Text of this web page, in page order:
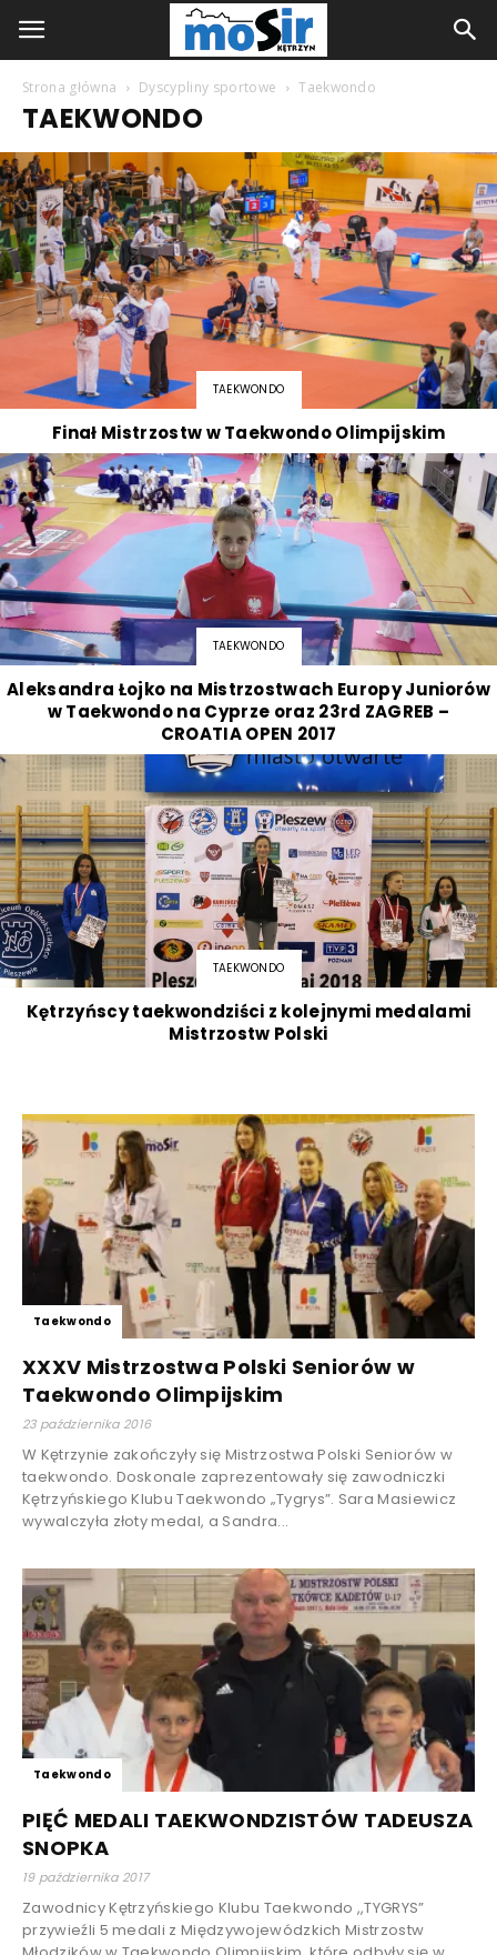
Strona główna Dyscypliny sportowe Taekwondo
TAEKWONDO
TAEKWONDO
Finał Mistrzostw w Taekwondo Olimpijskim
TAEKWONDO
Aleksandra Łojko na Mistrzostwach Europy Juniorów
w Taekwondo na Cyprze oraz 23rd ZAGREB –
CROATIA OPEN 2017
TAEKWONDO
Kętrzyńscy taekwondziści z kolejnymi medalami
Mistrzostw Polski
Taekwondo
XXXV Mistrzostwa Polski Seniorów w
Taekwondo Olimpijskim
23 października 2016
W Kętrzynie zakończyły się Mistrzostwa Polski Seniorów w
taekwondo. Doskonale zaprezentowały się zawodniczki
Kętrzyńskiego Klubu Taekwondo „Tygrys”. Sara Masiewicz
wywalczyła złoty medal, a Sandra...
Taekwondo
PIĘĆ MEDALI TAEKWONDZISTÓW TADEUSZA
SNOPKA
19 października 2017
Zawodnicy Kętrzyńskiego Klubu Taekwondo ,,TYGRYS”
przywieźli 5 medali z Międzywojewódzkich Mistrzostw